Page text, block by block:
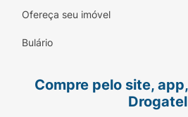
Ofereça seu imóvel
Bulário
Compre pelo site,
Drogatel